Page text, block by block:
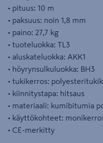
• pituus: 10 m
• paksuus: noin 1,8 mm
• paino: 27,7 kg
• tuoteluokka: TL3
• aluskateluokka: AKK1
• höyrynsulkuluokka: BH3
• tukikerros:
• kiinnitystapa: hitsaus
• materiaali: kumibitumia
• käyttökohteet:
• CE-merkitty